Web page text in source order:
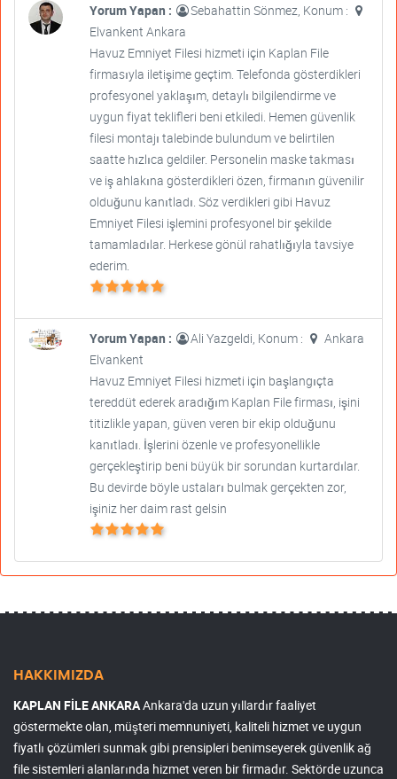
Yorum Yapan :
Sebahattin Sönmez, Konum :
Elvankent Ankara
Havuz Emniyet Filesi hizmeti için Kaplan File
firmasıyla iletişime geçtim. Telefonda gösterdikleri
profesyonel yaklaşım, detaylı bilgilendirme ve
uygun fiyat teklifleri beni etkiledi. Hemen güvenlik
filesi montajı talebinde bulundum ve belirtilen
saatte hızlıca geldiler. Personelin maske takması
ve iş ahlakına gösterdikleri özen, firmanın güvenilir
olduğunu kanıtladı. Söz verdikleri gibi Havuz
Emniyet Filesi işlemini profesyonel bir şekilde
tamamladılar. Herkese gönül rahatlığıyla tavsiye
ederim.
Yorum Yapan : Ali Yazgeldi, Konum :
Ankara
Elvankent
Havuz Emniyet Filesi hizmeti için başlangıçta
tereddüt ederek aradığım Kaplan File firması, işini
titizlikle yapan, güven veren bir ekip olduğunu
kanıtladı. İşlerini özenle ve profesyonellikle
gerçekleştirip beni büyük bir sorundan kurtardılar.
Bu devirde böyle ustaları bulmak gerçekten zor,
işiniz her daim rast gelsin
HAKKIMIZDA
KAPLAN FİLE ANKARAAnkara'da uzun yıllardır faaliyet
göstermekte olan, müşteri memnuniyeti, kaliteli hizmet ve uygun
fiyatlı çözümleri sunmak gibi prensipleri benimseyerek güvenlik ağ
file sistemleri alanlarında hizmet veren bir firmadır. Sektörde uzunca